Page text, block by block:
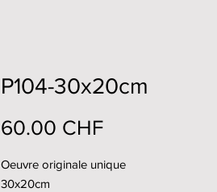
P104-30x20cm
60.00 CHFPrix
Oeuvre originale unique
30x20cm